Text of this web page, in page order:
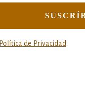
Política de Privacidad